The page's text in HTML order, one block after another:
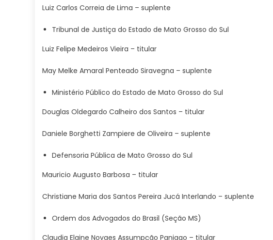
Luiz Carlos Correia de Lima – suplente
Tribunal de Justiça do Estado de Mato Grosso do Sul
Luiz Felipe Medeiros Vieira – titular
May Melke Amaral Penteado Siravegna – suplente
Ministério Público do Estado de Mato Grosso do Sul
Douglas Oldegardo Calheiro dos Santos – titular
Daniele Borghetti Zampiere de Oliveira – suplente
Defensoria Pública de Mato Grosso do Sul
Mauricio Augusto Barbosa – titular
Christiane Maria dos Santos Pereira Jucá Interlando – suplente
Ordem dos Advogados do Brasil (Seção MS)
Claudia Elaine Novaes Assumpção Paniago – titular